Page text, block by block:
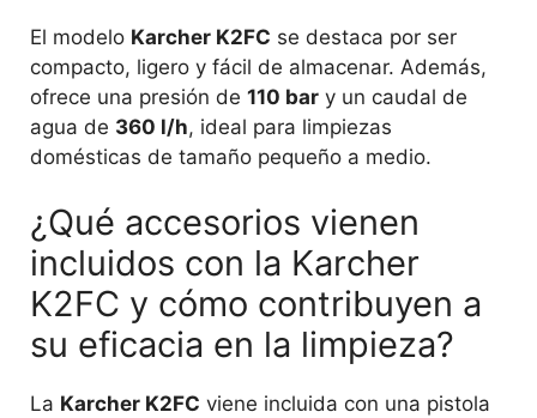
El modelo Karcher K2FC se destaca por ser
compacto, ligero y fácil de almacenar. Además,
ofrece una presión de 110 bar y un caudal de
agua de 360 l/h, ideal para limpiezas
domésticas de tamaño pequeño a medio.
¿Qué accesorios vienen
incluidos con la Karcher
K2FC y cómo contribuyen a
su eficacia en la limpieza?
La Karcher K2FC viene incluida con una pistola